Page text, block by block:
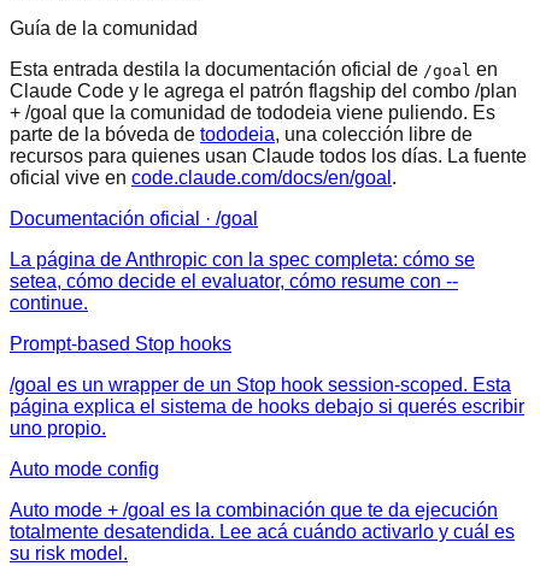
Guía de la comunidad
Esta entrada destila la documentación oficial de /goal en
Claude Code y le agrega el patrón flagship del combo /plan
+ /goal que la comunidad de tododeia viene puliendo. Es
parte de la bóveda de tododeia, una colección libre de
recursos para quienes usan Claude todos los días. La fuente
oficial vive en code.claude.com/docs/en/goal .
Documentación oficial · /goal
La página de Anthropic con la spec completa: cómo se
setea, cómo decide el evaluator, cómo resume con --
continue.
Prompt-based Stop hooks
/goal es un wrapper de un Stop hook session-scoped. Esta
página explica el sistema de hooks debajo si querés escribir
uno propio.
Auto mode config
Auto mode + /goal es la combinación que te da ejecución
totalmente desatendida. Lee acá cuándo activarlo y cuál es
su risk model.